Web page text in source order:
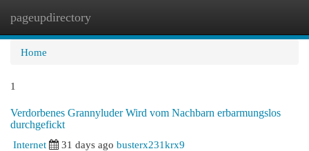
pageupdirectory
Home
1
Verdorbenes Grannyluder Wird vom Nachbarn erbarmungslos
durchgefickt
Internet
31 days ago busterx231krx9